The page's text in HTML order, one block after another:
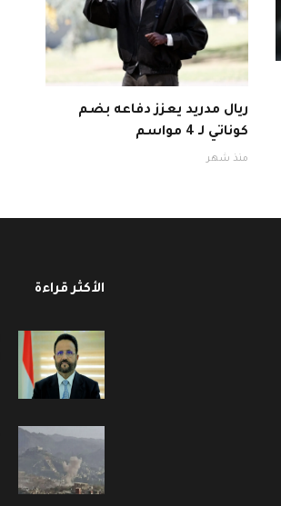
ريال مدريد يعزز دفاعه بضم
كوناتي لـ 4 مواسم
منذ شهر
الأكثر قراءة